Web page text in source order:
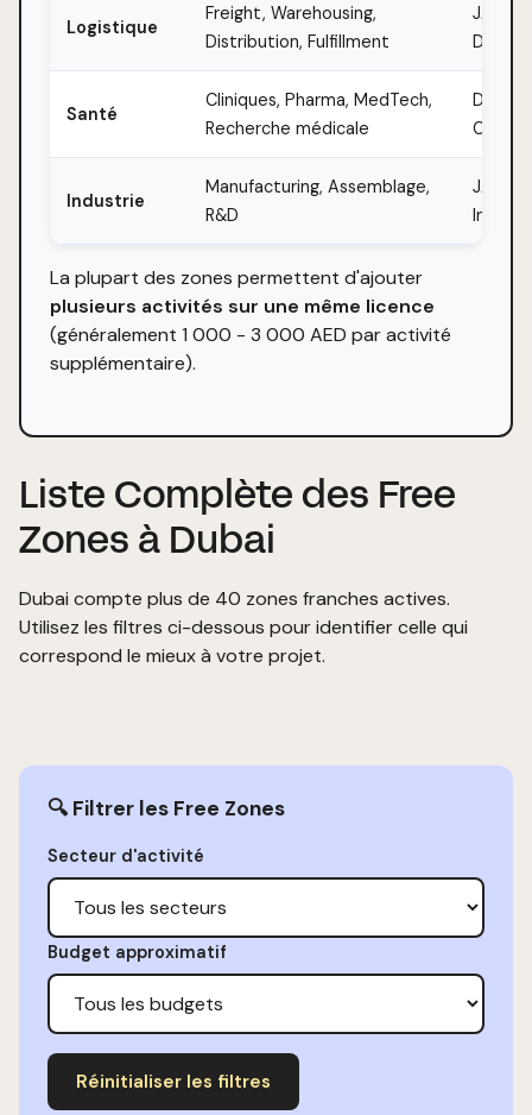
Logistique
Freight, Warehousing,
Distribution, Fulfillment
JAFZA,
Dubai
Santé
Cliniques, Pharma, MedTech,
Recherche médicale
Dubai
City
Industrie
Manufacturing, Assemblage,
R&D
JAFZA,
La plupart des zones permettent d'ajouter
plusieurs activités sur une même licence
(généralement 1 000 - 3 000 AED par activité
supplémentaire).
Liste Complète des Free
Zones à Dubai
Dubai compte plus de 40 zones franches actives.
Utilisez les filtres ci-dessous pour identifier celle qui
correspond le mieux à votre projet.
🔍 Filtrer les Free Zones
Secteur d'activité
Budget approximatif
Réinitialiser les filtres